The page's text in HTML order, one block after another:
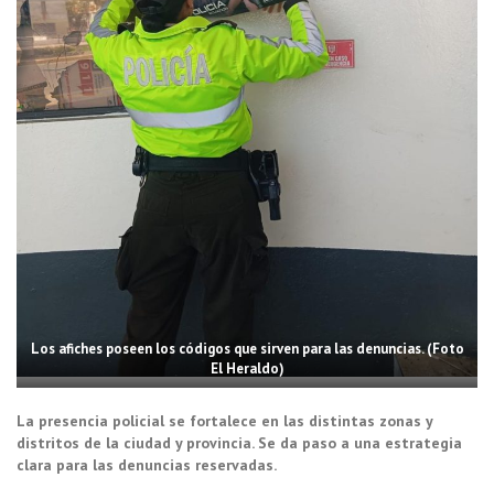
Los afiches poseen los códigos que sirven para las denuncias. (Foto
El Heraldo)
La presencia policial se fortalece en las distintas zonas y
distritos de la ciudad y provincia. Se da paso a una estrategia
clara para las denuncias reservadas.